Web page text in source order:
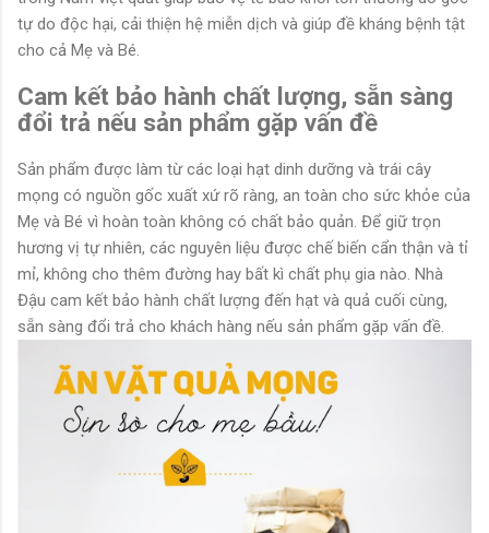
tự do độc hại, cải thiện hệ miễn dịch và giúp đề kháng bệnh tật
cho cả Mẹ và Bé.
Cam kết bảo hành chất lượng, sẵn sàng
đổi trả nếu sản phẩm gặp vấn đề
Sản phẩm được làm từ các loại hạt dinh dưỡng và trái cây
mọng có nguồn gốc xuất xứ rõ ràng, an toàn cho sức khỏe của
Mẹ và Bé vì hoàn toàn không có chất bảo quản. Để giữ trọn
hương vị tự nhiên, các nguyên liệu được chế biến cẩn thận và tỉ
mỉ, không cho thêm đường hay bất kì chất phụ gia nào. Nhà
Đậu cam kết bảo hành chất lượng đến hạt và quả cuối cùng,
sẵn sàng đổi trả cho khách hàng nếu sản phẩm gặp vấn đề.